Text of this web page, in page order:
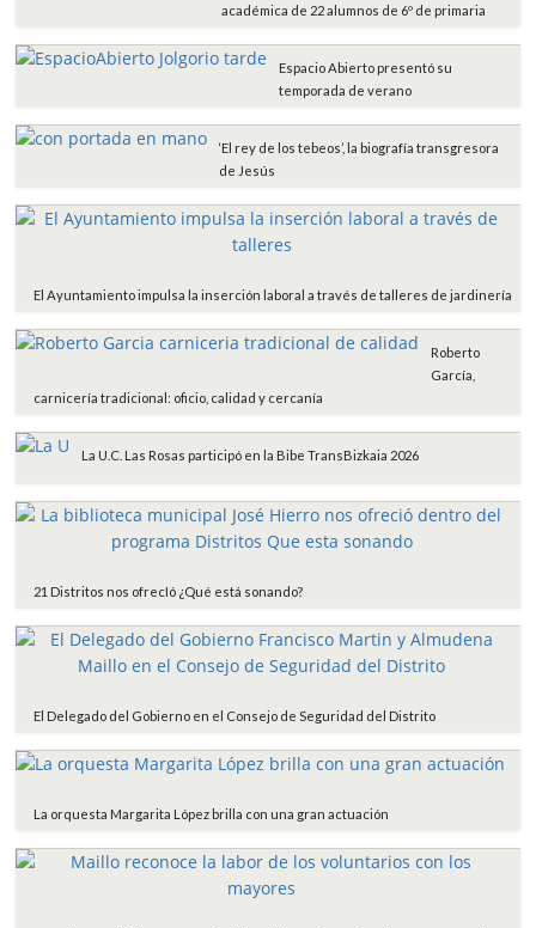
académica de 22 alumnos de 6º de primaria
Espacio Abierto presentó su
temporada de verano
‘El rey de los tebeos’, la biografía transgresora
de Jesús
El Ayuntamiento impulsa la inserción laboral a través de talleres de jardinería
Roberto
García,
carnicería tradicional: oficio, calidad y cercanía
La U.C. Las Rosas participó en la Bibe TransBizkaia 2026
21 Distritos nos ofrecIó ¿Qué está sonando?
El Delegado del Gobierno en el Consejo de Seguridad del Distrito
La orquesta Margarita López brilla con una gran actuación